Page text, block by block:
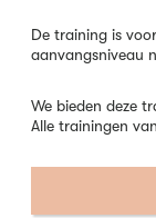
De training is
aanvangsniveau
We bieden deze
Alle trainingen